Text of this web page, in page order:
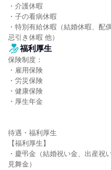
・介護休暇
・子の看病休暇
・特別有給休暇（結婚休暇、配
忌引き休暇 他）
福利厚生
保険制度：
・雇用保険
・労災保険
・健康保険
・厚生年金
待遇・福利厚生
【福利厚生】
・慶弔金（結婚祝い金、出産祝
見舞金）